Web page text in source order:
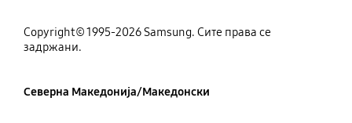
Copyright© 1995-2026 Samsung. Сите права се
задржани.
Северна Македонија/Македонски